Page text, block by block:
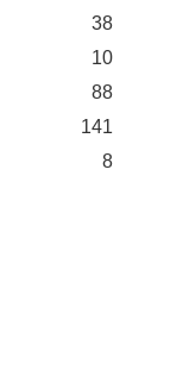
38
10
88
141
8